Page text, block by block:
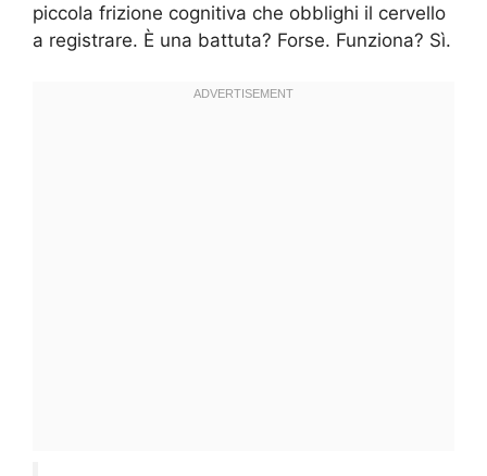
piccola frizione cognitiva che obblighi il cervello
a registrare. È una battuta? Forse. Funziona? Sì.